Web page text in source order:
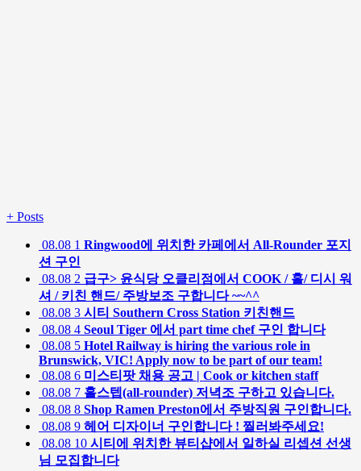
+ Posts
08.08 1 Ringwood에 위치한 카페에서 All-Rounder 포지
션 구인
08.08 2 급구> 윤식당 오클리점에서 COOK / 홀/ 디시 워
셔 / 키친 핸드/ 주방보조 구합니다 ~~^^
08.08 3 시티 Southern Cross Station 키친핸드
08.08 4 Seoul Tiger 에서 part time chef 구인 합니다
08.08 5 Hotel Railway is hiring the various role in
Brunswick, VIC! Apply now to be part of our team!
08.08 6 미스티팟 채용 공고 | Cook or kitchen staff
08.08 7 홀스텝(all-rounder) 저녁조 구하고 있습니다.
08.08 8 Shop Ramen Preston에서 주방직원 구인합니다.
08.08 9 헤어 디자이너 구인합니다 ! 찔러봐주세요!
08.08 10 시티에 위치한 뷰티샵에서 일하실 리셉션 선생
님 모집합니다